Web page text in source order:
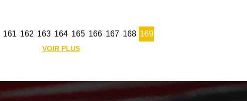
161 162 163 164 165 166 167 168 169
VOIR PLUS